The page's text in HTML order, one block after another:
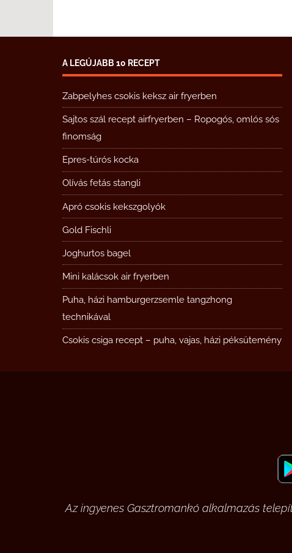
A LEGÚJABB 10 RECEPT
Zabpelyhes csokis keksz air fryerben
Sajtos szál recept airfryerben – Ropogós, omlós sós
finomság
Epres-túrós kocka
Olívás fetás stangli
Apró csokis kekszgolyók
Gold Fischli
Joghurtos bagel
Mini kalácsok air fryerben
Puha, házi hamburgerzsemle tangzhong
technikával
Csokis csiga recept – puha, vajas, házi péksütemény
Az ingyenes Gasztromankó alkalmazás